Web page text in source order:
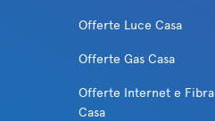
Offerte Luce Casa
Offerte Gas Casa
Offerte Internet e Fibra
Casa